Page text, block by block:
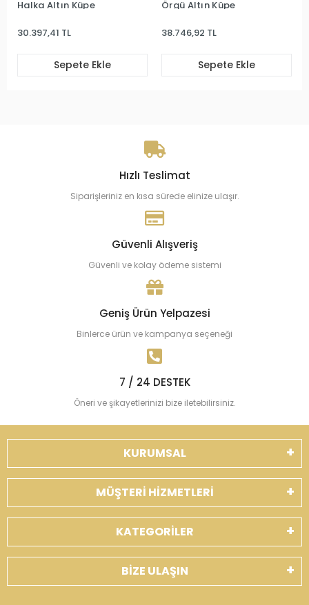
Halka Altın Küpe
30.397,41 TL
Sepete Ekle
Örgü Altın Küpe
38.746,92 TL
Sepete Ekle
Hızlı Teslimat
Siparişleriniz en kısa sürede elinize ulaşır.
Güvenli Alışveriş
Güvenli ve kolay ödeme sistemi
Geniş Ürün Yelpazesi
Binlerce ürün ve kampanya seçeneği
7 / 24 DESTEK
Öneri ve şikayetlerinizi bize iletebilirsiniz.
KURUMSAL
MÜŞTERİ HİZMETLERİ
KATEGORİLER
BİZE ULAŞIN